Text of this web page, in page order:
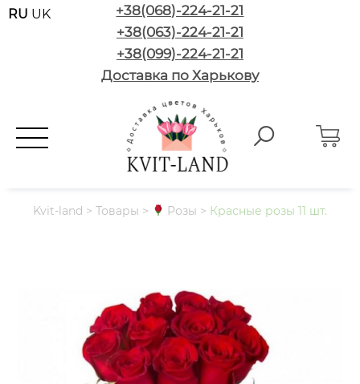
RU UK
+38(068)-224-21-21
+38(063)-224-21-21
+38(099)-224-21-21
Доставка по Харькову
Kvit-land > Товары > Розы > Красные розы 11 шт.